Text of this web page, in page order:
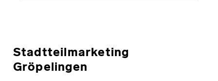
Stadtteilmarketing
Gröpelingen